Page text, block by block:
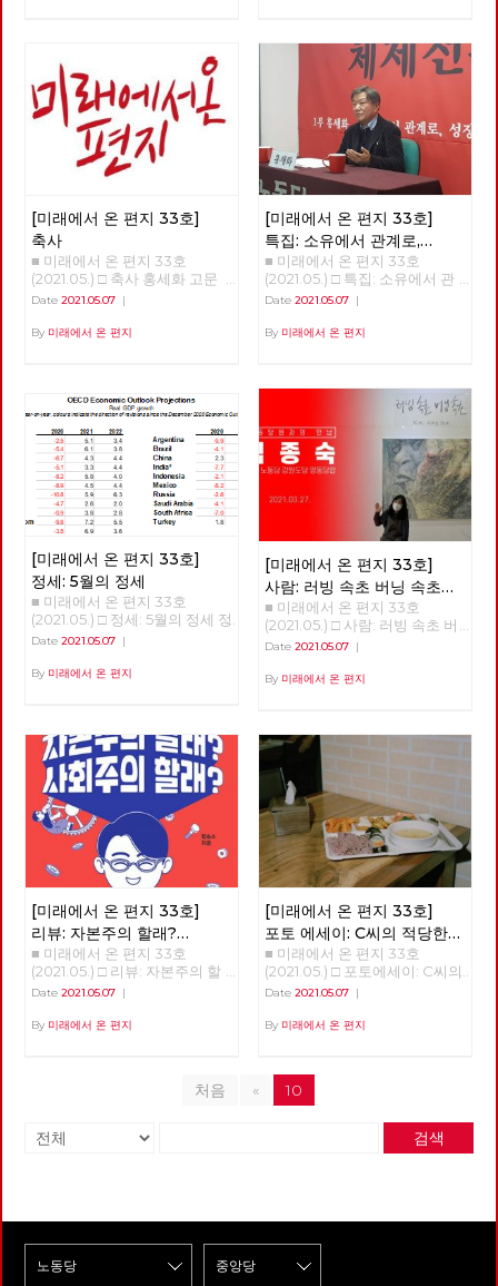
■ 편집위원: 김석정, 나도원, 안
보영, 이용규, 적야, 현린
사회주의를 향한 노동당의 사유
를 다시 모아 내고 실천을 이어
간다는 것입니다. 끊어졌던 편지
를 다시 쓴다는 것은 끊어졌던
선을 다시 잇는다는 것입니다.
흩어져 있던 점들을 이어 다시
광장을 연다는 것입니다. 모두
가 쓸모 없다며 사회주의라는 과
거를 폐기하지만, 불가능하다며
사회주의라는 미래를 포기하지
만, 그리하여 자본주의라는 반인
간적, 반민주적, 반사회적 체제
속에 안주하지만, 노동당은 다릅
니다. 노동당은 다른 시간에 대
한 사유를 놓지 않습니다. 노동
당은 다른 공간을 위한 실천을
놓지 않습니다. 선이 끊어질 때,
점들은 고립되고 마침내 소멸합
다. 당원과 당원 사이의 선, 지역
과 지역 사이의 선, 당 안과 밖 사
이의 선, 그리고 과거와 현재, 미
래와 현재 사이의 선들을 이어
활성화할 때, 노동당의 광장 또
한 다시 열리고 다시 확장해 갈
것입니다. 어려운 조건이지만,
김석정, 나도원, 안보영, 이용규,
적야, 현린 6인의 편집위원이 우
선 시작합니다. 이갑용, 임수태,
홍세화 고문과 김일규, 김종숙
동지를 비롯한 당원들이 함께 해
주셨습니다. 덕분에 [미래에서
온 편지] 복간호인 33호를 시작
할 수 있었습니다. 앞으로 더 많
리라 믿습니다. 고맙습니다. 현
[미래에서 온 편지 33호]
축사
■ 미래에서 온 편지 33호
(2021.05.) □ 축사 홍세화 고문
안녕하세요? 노동당 기관지 <
(온라인) 발간을 당원 여러분과
상에 알리는 장으로, 또한 우리
함께 학습하고 토론하는 텃밭으
로 활용되기를 바랍니다. “조직
하라, 학습하라, 선전(홍보)하
라”는 세월의 흐름 속에서도 결
코 시들 수 없는 명제입니다. 어
려운 시절을 보내고 또 보냈습니
다. 시지프스가 바위를 다시 끌
마음가짐으로 <미래에서 온 편
지>와 함께 하기 바랍니다. 임수
태 고문 ‘미래에서 온 편지’가
복간된다니 기쁩니다. 기관지가
당원들의 마음을 이어주는 다리
가 되고 침체된 당의 분위기를
깨뜨리는 활력소가 되어주었으
는 불평등과 환경 파괴, 기후 위
기 등은 자본주의 체제가 더 이
상 지속 가능하지 않다는 경고입
니다. 하지만 대한민국에서 자본
주의를 극복하지 않으면 안 된다
는 입장을 분명히 밝히고 있는
공당은 우리 노동당 밖에 없습니
다. 이런 이유 하나만으로도 우
리 노동당의 존재 이유는 충분하
다고 생각합니다. 기관지가 우리
노동당의 존재 이유를 증명하는
데 큰 역할을 해 주기를 바랍니
다. 이갑용 고문 노동당 기관지
복간을 바라 보며, 당대표 시절
'미래에서 온 편지'를 폐간하면
기관지를 재정 문제로 폐간을 하
이야기들 한 권이라도 더 살리려
고 사용하지 않는 복도에 보관을
책들마저도 둘 공간이 없어 폐기
처분했습니다. 아픔이 많은 기관
이기에 지키는 것은 어렵지 않으
리라 생각합니다. 앞장서 복간을
준비하신 동지들의 노고에 감사
드리고 기관지가 복간되면 당원
Date 2021.05.07 |
By 미래에서 온 편지
[미래에서 온 편지 33호]
특집: 소유에서 관계로,
성장에서 성숙으로
■ 미래에서 온 편지 33호
(2021.05.) □ 특집: 소유에서 관
계로, 성장에서 성숙으로 홍세화
관계로, 성장에서 성숙으로> 오
개념에서 벗어나고, 인간과 인간
사이는 물론 인간과 자연 사이의
관계를 재구성해야 한다는 의미
이다. 한국 사회에서 우리의 모
든 목표는 성장이었다. 우리 의
식을 지배하는 '소유와 성장'을
넘어 '관계와 성숙'이라는 개념
으로 변혁해야 한다. 해방의 조
건은 관계의 성숙 한국 사회는
총체적 위기에 몰려 있다. 이 위
기는 임계점에 가까이 왔다. 두
가지 위기가 있다. 자연과 기후
의 생태적 위기, 그리고 기술 혁
명으로 인한 체제 자체의 위기
다. 곧 인간이 통제할 수 없는 세
상이 올 것이다. ‘좀비’와 같은 처
지로 인간이 전락할 지도 모른
다. 통제할 수 없는 세상에서 인
것이다. <1984>와 <멋진 신세계
>의 제조되는 인간상, 그 세상이
얼마 남지 않았다. 학자들은 거
기까지 10~20년을 말한다. ‘정
권이 아니라 체제를 바꿔야 한
다’는 우리 당의 모토는 그래서
의미가 있다. 그런데도 우리는
아직 자본주의 체제가 강요한 소
유의 문제에서 전혀 벗어나지 못
한 현실에 있다. 노예의 반란이
성공해도 주인만 바뀔 뿐이지 노
예는 노예로 남는다. 지난날 촛
불 혁명에 이은 오늘 정치 현실
을 보라. 이런 현실을 기대한 것
인가. ‘노예’를 ‘인민’으로 바꾸어
금까지 계속 혁명과 투쟁을 말해
고 혁명조차도 권력을 소유하려
고 한다. 소유에 매몰되어 있을
다. 소유는 주체와 객체를 필연
적으로 구분하고 객체를 타자화
지 않는가? 그리하여 우리는 해
방의 조건을 이제 '소유와 성
장'이 아닌 '관계의 성숙'으로 재
구성해야 한다. 문제는 소유다
Date 2021.05.07|
By 미래에서 온 편지
[미래에서 온 편지 33호]
정세: 5월의 정세
■ 미래에서 온 편지 33호
(2021.05.) □ 정세: 5월의 정세 정
세 (1) - '경제회복'의 뒤에 가려진
께 번지기 시작한 코로나19 바이
던 것들을 보이도록 만들기도 했
다. 또한, 리오데자네이로에서의
나비의 날갯짓이 만든 미국의 허
리케인과도 같은 의외의 변화를
일으키기도 했다. 아직도 미래에
대한 불확실성이 사라졌다고 할
수는 없지만, 분명 지난 일년 반
정도의 시간 동안 바이러스 자체
에 대한 지식은 늘어났으며, 완
전하다고 할 수는 없지만 예방백
신과 치료제들이 만들어졌다. 또
한, 어떤 방역체계가 잘 작동하
는지 아닌지를 판별할 수 있는
경험들도 쌓이기 시작했다. 그와
함께, 이 바이러스의 창궐이 우
하는 점에 대한 단초들도 보이기
근 들어, 코로나19 바이러스의
확산 초기와 다른 변화 중 하나
역의 성공 정도를 경제성장률이
표였고, 아직도 국가별 질병의
확산 정도를 나타낼 때 이런 지
표를 사용하고 있다. 다만, 시간
이 지나면서 질병의 방역 정도
Date 2021.05.07 |
By 미래에서 온 편지
[미래에서 온 편지 33호]
사람: 러빙 속초 버닝 속초
‘김종숙’
■ 미래에서 온 편지 33호
(2021.05.) □ 사람: 러빙 속초 버
닝 속초 ‘김종숙’ 지난 3월, 서
서 화가이자 노동당 당원이신 김
시회를 찾아, 김종숙 동지와 속
깊은 인터뷰를 진행했습니다.
Date 2021.05.07|
By 미래에서 온 편지
[미래에서 온 편지 33호]
리뷰: 자본주의 할래?
사회주의 할래?
■ 미래에서 온 편지 33호
(2021.05.) □ 리뷰: 자본주의 할
래? 사회주의 할래? 자본주의와
입문서 자본주의와 사회주의.
무엇인가? 사회주의란 무엇인
떤 체제가 더 바람직한가? 그리
고 그 이유는 무엇인가? 이 질문
작가의 『자본주의 할래? 사회
자본주의와 사회주의를 대변하
Date 2021.05.07 |
By 미래에서 온 편지
[미래에서 온 편지 33호]
포토 에세이: C씨의 적당한
식단
■ 미래에서 온 편지 33호
(2021.05.) □ 포토에세이: C씨의
적당한 식단 그는 한 동안 구로
있었습니다. 건설기계 자격증을
한식부페에 갔기 때문입니다.
지금 생각해보면 솔직히 맛이 좋
도 나라에서 주는 카드로 식권을
받아 언젠간 나도 고급 노동자가
었습니다. '이게 내 삶에 도움이
지, 죽을 수도 있을거야.' 등의 생
Date 2021.05.07|
By 미래에서 온 편지
처음 « 10
검색